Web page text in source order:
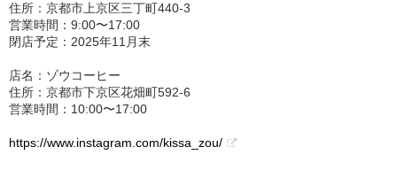
住所：京都市上京区三丁町440-3
営業時間：9:00〜17:00
閉店予定：2025年11月末
店名：ゾウコーヒー
住所：京都市下京区花畑町592-6
営業時間：10:00〜17:00
https://www.instagram.com/kissa_zou/